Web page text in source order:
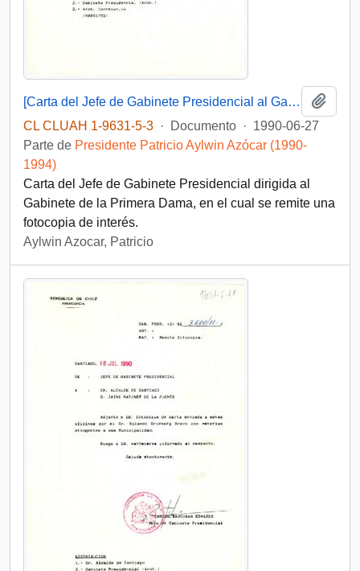
[Carta del Jefe de Gabinete Presidencial al Gabinete de la Primera Dama]
CL CLUAH 1-9631-5-3 · Documento · 1990-06-27
Parte de Presidente Patricio Aylwin Azócar (1990-
1994)
Carta del Jefe de Gabinete Presidencial dirigida al
Gabinete de la Primera Dama, en el cual se remite una
fotocopia de interés.
Aylwin Azocar, Patricio